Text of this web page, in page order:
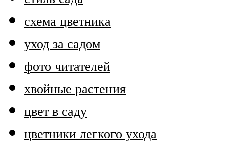
схема цветника
уход за садом
фото читателей
хвойные растения
цвет в саду
цветники легкого ухода